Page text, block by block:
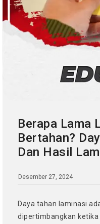
Berapa Lama
Bertahan?
Dan Hasil
Desember 27, 2024
Daya tahan laminasi
dipertimbangkan